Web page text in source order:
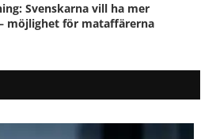
Svenskarna vill ha mer
möjlighet för mataffärerna